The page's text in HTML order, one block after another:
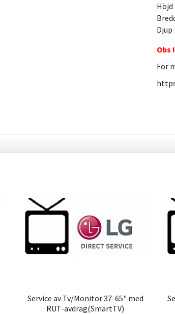
Obs
För
Service av Tv/Monitor 37-65" med
RUT-avdrag(SmartTV)